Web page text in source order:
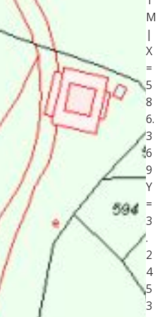
M
|
X
=
5
8
6.
3
6
9
Y
=
3
.
2
4
5
3